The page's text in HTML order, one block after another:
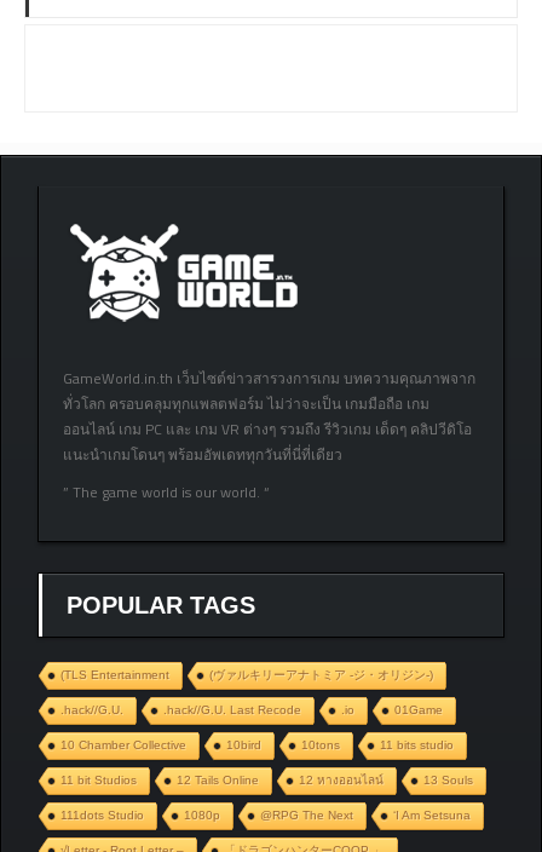
GameWorld.in.th เว็บไซต์ข่าวสารวงการเกม บทความคุณภาพจาก
ทั่วโลก ครอบคลุมทุกแพลตฟอร์ม ไม่ว่าจะเป็น เกมมือถือ เกม
ออนไลน์ เกม PC และ เกม VR ต่างๆ รวมถึง รีวิวเกม เด็ดๆ คลิปวีดิโอ
แนะนำเกมโดนๆ พร้อมอัพเดททุกวันที่นี่ที่เดียว
” The game world is our world. “
POPULAR TAGS
(TLS Entertainment (ヴァルキリーアナトミア ‐ジ・オリジン‐)
.hack//G.U. .hack//G.U. Last Recode .io 01Game
10 Chamber Collective 10bird 10tons 11 bits studio
11 bit Studios 12 Tails Online 12 หางออนไลน์ 13 Souls
111dots Studio 1080p @RPG The Next ‘I Am Setsuna